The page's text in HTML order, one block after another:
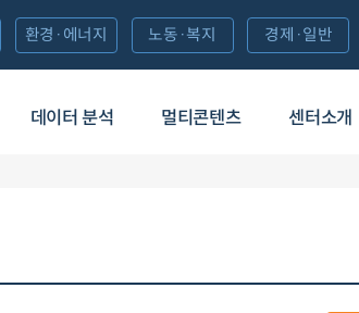
데이터 분석 멀티콘텐츠 센터소개
환경·에너지 노동·복지 경제·일반